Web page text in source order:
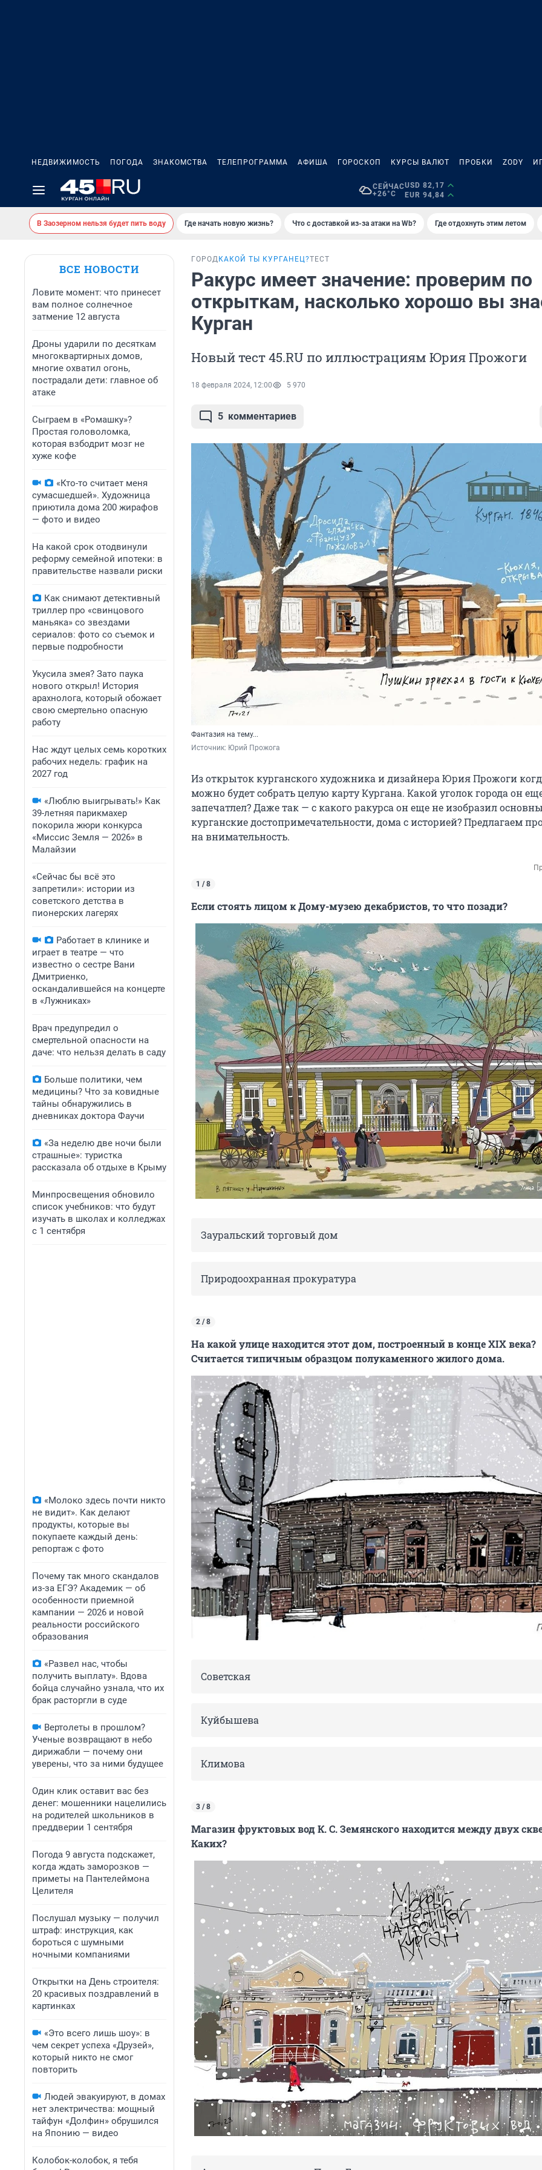
НЕДВИЖИМОСТЬ ПОГОДА ЗНАКОМСТВА ТЕЛЕПРОГРАММА АФИША ГОРОСКОП КУРСЫ ВАЛЮТ ПРОБКИ ZODY
СЕЙЧАС
+26°C
USD 82,17
EUR 94,84
В Заозерном нельзя будет пить воду Где начать новую жизнь? Что с доставкой из-за атаки на Wb? Где отдохнуть этим летом
ВСЕ НОВОСТИ
Ловите момент: что принесет
вам полное солнечное
затмение 12 августа
Дроны ударили по десяткам
многоквартирных домов,
многие охватил огонь,
пострадали дети: главное об
атаке
Сыграем в «Ромашку»?
Простая головоломка,
которая взбодрит мозг не
хуже кофе
«Кто-то считает меня
сумасшедшей». Художница
приютила дома 200 жирафов
— фото и видео
На какой срок отодвинули
реформу семейной ипотеки: в
правительстве назвали риски
Как снимают детективный
триллер про «свинцового
маньяка» со звездами
сериалов: фото со съемок и
первые подробности
Укусила змея? Зато паука
нового открыл! История
арахнолога, который обожает
свою смертельно опасную
работу
Нас ждут целых семь коротких
рабочих недель: график на
2027 год
«Люблю выигрывать!» Как
39-летняя парикмахер
покорила жюри конкурса
«Миссис Земля — 2026» в
Малайзии
«Сейчас бы всё это
запретили»: истории из
советского детства в
пионерских лагерях
Работает в клинике и
играет в театре — что
известно о сестре Вани
Дмитриенко,
оскандалившейся на концерте
в «Лужниках»
Врач предупредил о
смертельной опасности на
даче: что нельзя делать в саду
Больше политики, чем
медицины? Что за ковидные
тайны обнаружились в
дневниках доктора Фаучи
«За неделю две ночи были
страшные»: туристка
рассказала об отдыхе в Крыму
Минпросвещения обновило
список учебников: что будут
изучать в школах и колледжах
с 1 сентября
«Молоко здесь почти никто
не видит». Как делают
продукты, которые вы
покупаете каждый день:
репортаж с фото
Почему так много скандалов
из-за ЕГЭ? Академик — об
особенности приемной
кампании — 2026 и новой
реальности российского
образования
«Развел нас, чтобы
получить выплату». Вдова
бойца случайно узнала, что их
брак расторгли в суде
Вертолеты в прошлом?
Ученые возвращают в небо
дирижабли — почему они
уверены, что за ними будущее
Один клик оставит вас без
денег: мошенники нацелились
на родителей школьников в
преддверии 1 сентября
Погода 9 августа подскажет,
когда ждать заморозков —
приметы на Пантелеймона
Целителя
Послушал музыку — получил
штраф: инструкция, как
бороться с шумными
ночными компаниями
Открытки на День строителя:
20 красивых поздравлений в
картинках
«Это всего лишь шоу»: в
чем секрет успеха «Друзей»,
который никто не смог
повторить
Людей эвакуируют, в домах
нет электричества: мощный
тайфун «Долфин» обрушился
на Японию — видео
Колобок-колобок, я тебя
ГОРОД КАКОЙ ТЫ КУРГАНЕЦ?ТЕСТ
Ракурс имеет значение: проверим по
открыткам, насколько хорошо вы
Курган
Новый тест 45.RU по иллюстрациям Юрия Прожоги
18 февраля 2024, 12:00 5 970
5 комментариев
Фантазия на тему...
Источник: Юрий Прожога
Из открыток курганского художника и дизайнера Юрия Прожоги
можно будет собрать целую карту Кургана. Какой уголок города он
запечатлел? Даже так — с какого ракурса он еще не изобразил
курганские достопримечательности, дома с историей? Предлагаем
на внимательность.
1 / 8
Если стоять лицом к Дому-музею декабристов, то что позади?
Зауральский торговый дом
Природоохранная прокуратура
2 / 8
На какой улице находится этот дом, построенный в конце XIX века?
Считается типичным образцом полукаменного жилого дома.
Советская
Куйбышева
Климова
3 / 8
Магазин фруктовых вод К. С. Земянского находится между двух
Каких?